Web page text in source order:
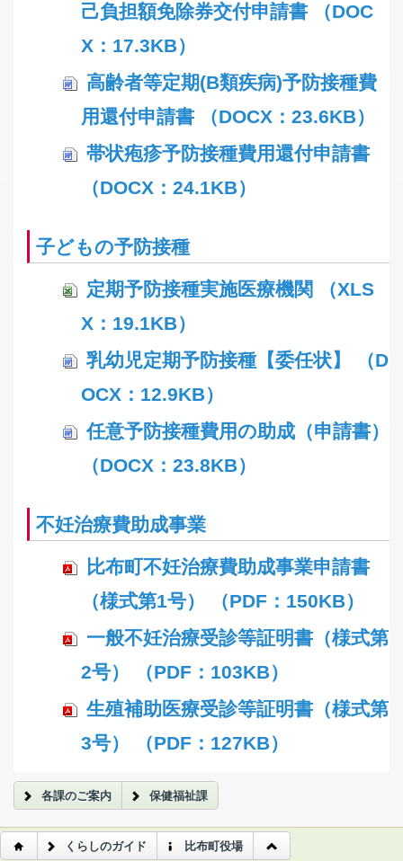
己負担額免除券交付申請書 （DOC
X：17.3KB）
高齢者等定期(B類疾病)予防接種費
用還付申請書 （DOCX：23.6KB）
帯状疱疹予防接種費用還付申請書
（DOCX：24.1KB）
子どもの予防接種
定期予防接種実施医療機関 （XLS
X：19.1KB）
乳幼児定期予防接種【委任状】 （D
OCX：12.9KB）
任意予防接種費用の助成（申請書）
（DOCX：23.8KB）
不妊治療費助成事業
比布町不妊治療費助成事業申請書
（様式第1号） （PDF：150KB）
一般不妊治療受診等証明書（様式第
2号） （PDF：103KB）
生殖補助医療受診等証明書（様式第
3号） （PDF：127KB）
各課のご案内 保健福祉課
くらしのガイド 比布町役場